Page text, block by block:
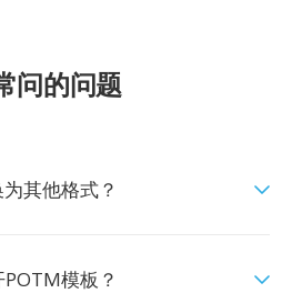
问的问题
其他格式？
模板？